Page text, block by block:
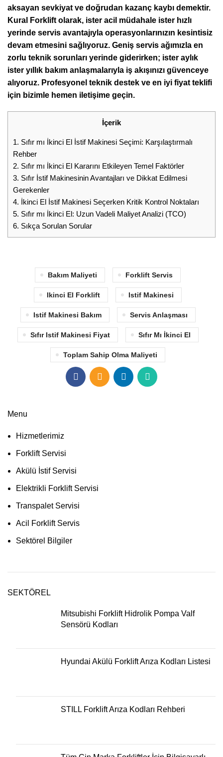
aksayan sevkiyat ve doğrudan kazanç kaybı demektir.
Kural Forklift olarak, ister acil müdahale ister hızlı
yerinde servis avantajıyla operasyonlarınızın kesintisiz
devam etmesini sağlıyoruz. Geniş servis ağımızla en
zorlu teknik sorunları yerinde giderirken; ister aylık
ister yıllık bakım anlaşmalarıyla iş akışınızı güvenceye
alıyoruz. Profesyonel teknik destek ve en iyi fiyat teklifi
için bizimle hemen iletişime geçin.
İçerik
1. Sıfır mı İkinci El İstif Makinesi Seçimi: Karşılaştırmalı
Rehber
2. Sıfır mı İkinci El Kararını Etkileyen Temel Faktörler
3. Sıfır İstif Makinesinin Avantajları ve Dikkat Edilmesi
Gerekenler
4. İkinci El İstif Makinesi Seçerken Kritik Kontrol Noktaları
5. Sıfır mı İkinci El: Uzun Vadeli Maliyet Analizi (TCO)
6. Sıkça Sorulan Sorular
Bakım Maliyeti Forklift Servis
Ikinci El Forklift Istif Makinesi
Istif Makinesi Bakım Servis Anlaşması
Sıfır Istif Makinesi Fiyat Sıfır Mı İkinci El
Toplam Sahip Olma Maliyeti
Menu
Hizmetlerimiz
Forklift Servisi
Akülü İstif Servisi
Elektrikli Forklift Servisi
Transpalet Servisi
Acil Forklift Servis
Sektörel Bilgiler
SEKTÖREL
Mitsubishi Forklift Hidrolik Pompa Valf
Sensörü Kodları
Hyundai Akülü Forklift Arıza Kodları Listesi
STILL Forklift Arıza Kodları Rehberi